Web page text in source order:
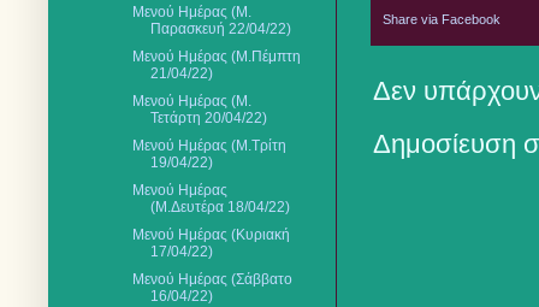
Share via Facebook
Δεν
Δημοσίευση
Μενού Ημέρας (Μ.
Παρασκευή 22/04/22)
Μενού Ημέρας (Μ.Πέμπτη
21/04/22)
Μενού Ημέρας (Μ.
Τετάρτη 20/04/22)
Μενού Ημέρας (Μ.Τρίτη
19/04/22)
Μενού Ημέρας
(Μ.Δευτέρα 18/04/22)
Μενού Ημέρας (Κυριακή
17/04/22)
Μενού Ημέρας (Σάββατο
16/04/22)